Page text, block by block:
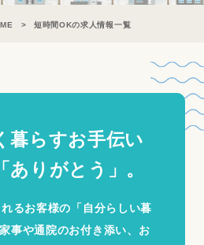
短時間OKの求人情報一覧
暮らすお手伝い
ありがとう」。
るお客様の「自分らしい暮
事や通院のお付き添い、お